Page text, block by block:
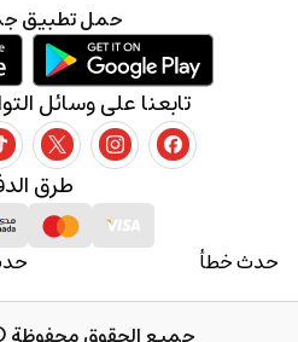
حدث خطأ
طرق
تابعنا على وسائل
حمل تطبيق